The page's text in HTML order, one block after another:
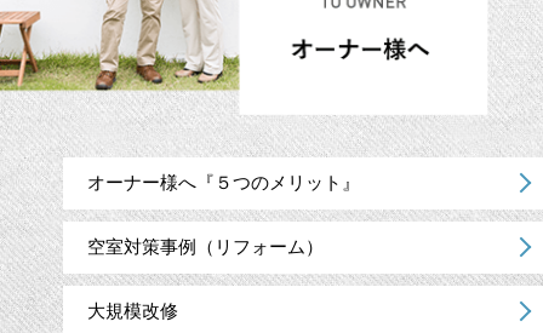
オーナー様へ『５つのメリット』
空室対策事例（リフォーム）
大規模改修